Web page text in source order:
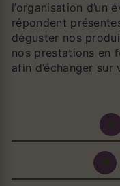
l’organisation d’un
répondent
déguster nos
nos prestations en
afin d’échanger